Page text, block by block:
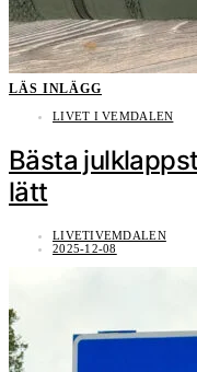
LÄS INLÄGG
LIVET I VEMDALEN
Bästa
lätt
LIVETIVEMDALEN
2025-12-08